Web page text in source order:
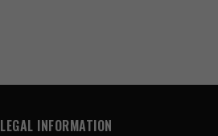
LEGAL INFORMATION